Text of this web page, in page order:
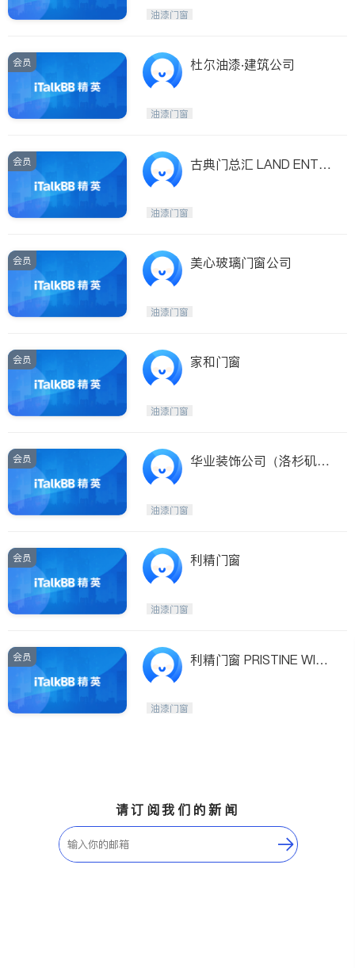
Santa Barbara & Monterey
油漆门窗
会员 杜尔油漆‧建筑公司
油漆门窗
会员
古典门总汇 LAND ENTE
油漆门窗
会员 美心玻璃门窗公司
油漆门窗
会员 家和门窗
油漆门窗
会员
华业装饰公司（洛杉矶华
油漆门窗
会员 利精门窗
油漆门窗
会员
利精门窗 PRISTINE WIN
油漆门窗
请订阅我们的新闻